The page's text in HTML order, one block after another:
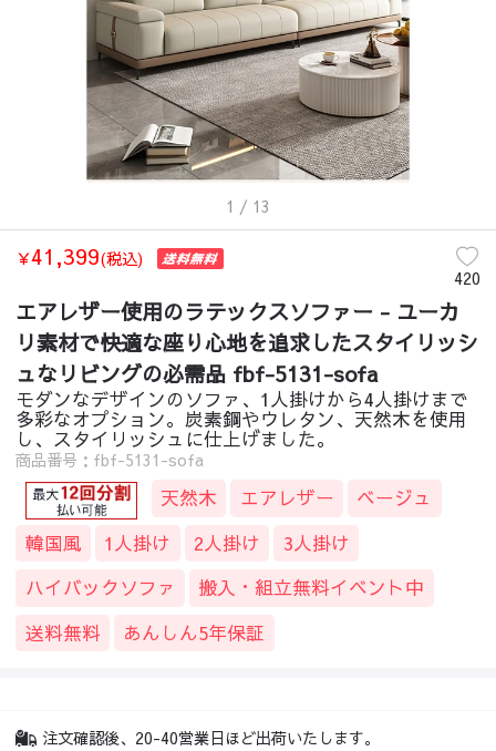
無垢材フレーム/エアレザー使用のラテックスソファ
韓国風 エアレザー使用のラテックスソファー - ユー
1 / 13
￥41,399(税込)
420
エアレザー使用のラテックスソファー - ユーカ
リ素材で快適な座り心地を追求したスタイリッシ
ュなリビングの必需品 fbf-5131-sofa
モダンなデザインのソファ、1人掛けから4人掛けまで
多彩なオプション。炭素鋼やウレタン、天然木を使用
し、スタイリッシュに仕上げました。
商品番号：fbf-5131-sofa
天然木 エアレザー
ベージュ
韓国風
1人掛け 2人掛け
3人掛け
ハイバックソファ
搬入・組立無料イベント中
送料無料
あんしん5年保証
注文確認後、20-40営業日ほど出荷いたします。